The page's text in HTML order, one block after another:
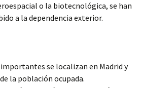
o la biotecnológica, se han
a la dependencia exterior.
se localizan en Madrid y
la población ocupada.